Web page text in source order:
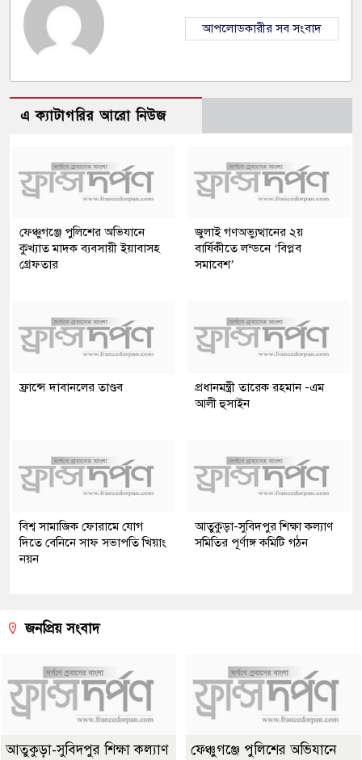
আপলোডকারীর সব সংবাদ
এ ক্যাটাগরির আরো নিউজ
ফেঞ্চুগঞ্জে পুলিশের অভিযানে
কুখ্যাত মাদক ব্যবসায়ী ইয়াবাসহ
গ্রেফতার
জুলাই গণঅভ্যুত্থানের ২য়
বার্ষিকীতে লন্ডনে ‘বিপ্লব
সমাবেশ’
ফ্রান্সে দাবানলের তাণ্ডব
প্রধানমন্ত্রী তারেক রহমান -এম
আলী হুসাইন
বিশ্ব সামাজিক ফোরামে যোগ
দিতে বেনিনে সাফ সভাপতি খিয়াং
নয়ন
আতুকুড়া-সুবিদপুর শিক্ষা কল্যাণ
সমিতির পূর্ণাঙ্গ কমিটি গঠন
জনপ্রিয় সংবাদ
আতুকুড়া-সুবিদপুর শিক্ষা কল্যাণ
ফেঞ্চুগঞ্জে পুলিশের অভিযানে